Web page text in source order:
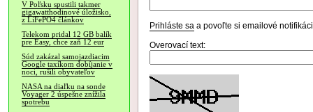
V Poľsku spustili takmer
gigawatthodinové úložisko,
z LiFePO4 článkov
Telekom pridal 12 GB balík
pre Easy, chce zaň 12 eur
Súd zakázal samojazdiacim
Google taxíkom dobíjanie v
noci, rušili obyvateľov
NASA na diaľku na sonde
Voyager 2 úspešne znížila
spotrebu
Prihláste sa a povoľte si emailové
Overovací text: